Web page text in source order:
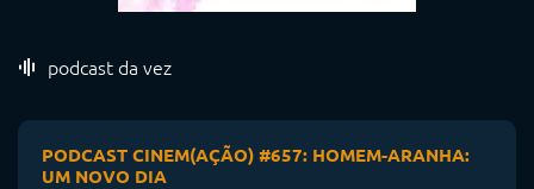
podcast da vez
PODCAST CINEM(AÇÃO) #657: HOMEM-ARANHA:
UM NOVO DIA